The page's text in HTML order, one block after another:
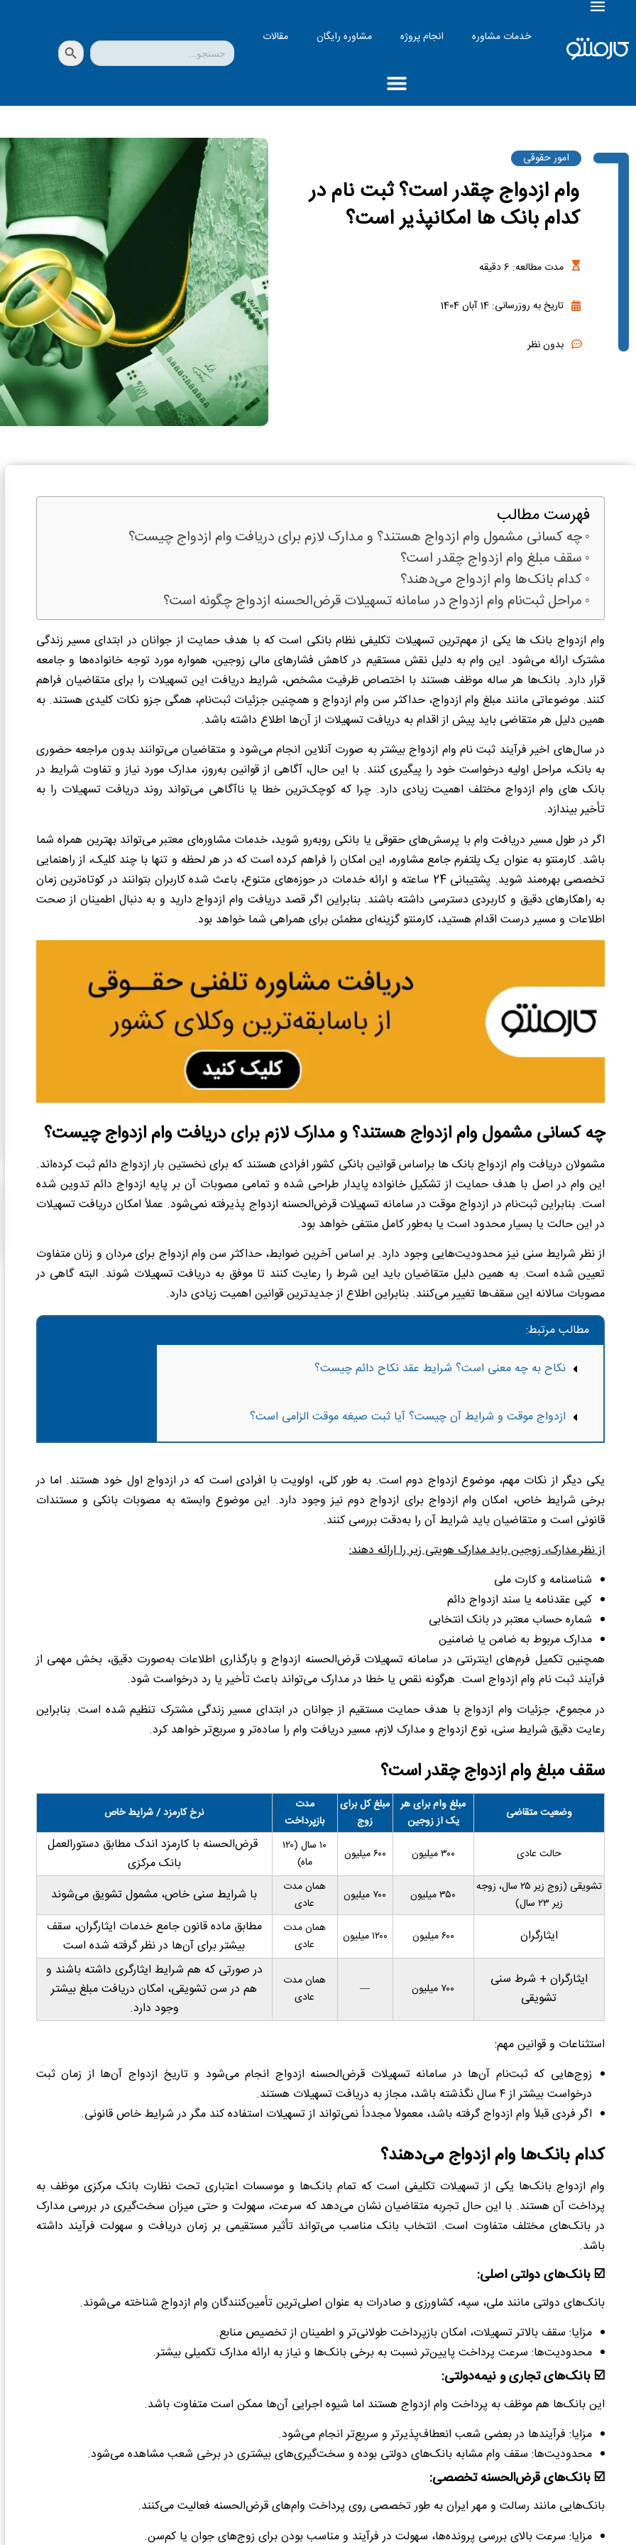
خدمات مشاوره انجام پروژه مشاوره رایگان مقالات جستجو
برای:
دکمه جستجو
امور حقوقی
وام ازدواج چقدر است؟ ثبت نام در
کدام بانک ها امکانپذیر است؟
مدت مطالعه: 6دقیقه
تاریخ به روزرسانی: 14 آبان 1404
بدون نظر
فهرست مطالب
چه کسانی مشمول وام ازدواج هستند؟ و مدارک لازم برای دریافت وام ازدواج چیست؟
سقف مبلغ وام ازدواج چقدر است؟
کدام بانک‌ها وام ازدواج می‌دهند؟
مراحل ثبت‌نام وام ازدواج در سامانه تسهیلات قرض‌الحسنه ازدواج چگونه است؟
وام ازدواج بانک ها یکی از مهم‌ترین تسهیلات تکلیفی نظام بانکی است که با هدف حمایت از جوانان در ابتدای مسیر زندگی
مشترک ارائه می‌شود. این وام به دلیل نقش مستقیم در کاهش فشارهای مالی زوجین، همواره مورد توجه خانواده‌ها و جامعه
قرار دارد. بانک‌ها هر ساله موظف هستند با اختصاص ظرفیت مشخص، شرایط دریافت این تسهیلات را برای متقاضیان فراهم
کنند. موضوعاتی مانند مبلغ وام ازدواج، حداکثر سن وام ازدواج و همچنین جزئیات ثبت‌نام، همگی جزو نکات کلیدی هستند. به
همین دلیل هر متقاضی باید پیش از اقدام به دریافت تسهیلات از آن‌ها اطلاع داشته باشد.
در سال‌های اخیر فرآیند ثبت نام وام ازدواج بیشتر به صورت آنلاین انجام می‌شود و متقاضیان می‌توانند بدون مراجعه حضوری
به بانک، مراحل اولیه درخواست خود را پیگیری کنند. با این حال، آگاهی از قوانین به‌روز، مدارک مورد نیاز و تفاوت شرایط در
بانک های وام ازدواج مختلف اهمیت زیادی دارد. چرا که کوچک‌ترین خطا یا ناآگاهی می‌تواند روند دریافت تسهیلات را به
تأخیر بیندازد.
اگر در طول مسیر دریافت وام با پرسش‌های حقوقی یا بانکی روبه‌رو شوید، خدمات مشاوره‌ای معتبر می‌تواند بهترین همراه شما
باشد. کارمنتو به عنوان یک پلتفرم جامع مشاوره، این امکان را فراهم کرده است که در هر لحظه و تنها با چند کلیک، از راهنمایی
تخصصی بهره‌مند شوید. پشتیبانی 24 ساعته و ارائه خدمات در حوزه‌های متنوع، باعث شده کاربران بتوانند در کوتاه‌ترین زمان
به راهکارهای دقیق و کاربردی دسترسی داشته باشند. بنابراین اگر قصد دریافت وام ازدواج دارید و به دنبال اطمینان از صحت
اطلاعات و مسیر درست اقدام هستید، کارمنتو گزینه‌ای مطمئن برای همراهی شما خواهد بود.
چه کسانی مشمول وام ازدواج هستند؟ و مدارک لازم برای دریافت وام ازدواج چیست؟
مشمولان دریافت وام ازدواج بانک ها براساس قوانین بانکی کشور افرادی هستند که برای نخستین بار ازدواج دائم ثبت کرده‌اند.
این وام در اصل با هدف حمایت از تشکیل خانواده پایدار طراحی شده و تمامی مصوبات آن بر پایه ازدواج دائم تدوین شده
است. بنابراین ثبت‌نام در ازدواج موقت در سامانه تسهیلات قرض‌الحسنه ازدواج پذیرفته نمی‌شود. عملاً امکان دریافت تسهیلات
در این حالت یا بسیار محدود است یا به‌طور کامل منتفی خواهد بود.
از نظر شرایط سنی نیز محدودیت‌هایی وجود دارد. بر اساس آخرین ضوابط، حداکثر سن وام ازدواج برای مردان و زنان متفاوت
تعیین شده است. به همین دلیل متقاضیان باید این شرط را رعایت کنند تا موفق به دریافت تسهیلات شوند. البته گاهی در
مصوبات سالانه این سقف‌ها تغییر می‌کنند. بنابراین اطلاع از جدیدترین قوانین اهمیت زیادی دارد.
مطالب مرتبط:
نکاح به چه معنی است؟ شرایط عقد نکاح دائم چیست؟
ازدواج موقت و شرایط آن چیست؟ آیا ثبت صیغه موقت الزامی است؟
یکی دیگر از نکات مهم، موضوع ازدواج دوم است. به طور کلی، اولویت با افرادی است که در ازدواج اول خود هستند. اما در
برخی شرایط خاص، امکان وام ازدواج برای ازدواج دوم نیز وجود دارد. این موضوع وابسته به مصوبات بانکی و مستندات
قانونی است و متقاضیان باید شرایط آن را به‌دقت بررسی کنند.
از نظر مدارک، زوجین باید مدارک هویتی زیر را ارائه دهند:
شناسنامه و کارت ملی
کپی عقدنامه یا سند ازدواج دائم
شماره حساب معتبر در بانک انتخابی
مدارک مربوط به ضامن یا ضامنین
همچنین تکمیل فرم‌های اینترنتی در سامانه تسهیلات قرض‌الحسنه ازدواج و بارگذاری اطلاعات به‌صورت دقیق، بخش مهمی از
فرآیند ثبت نام وام ازدواج است. هرگونه نقص یا خطا در مدارک می‌تواند باعث تأخیر یا رد درخواست شود.
در مجموع، جزئیات وام ازدواج با هدف حمایت مستقیم از جوانان در ابتدای مسیر زندگی مشترک تنظیم شده است. بنابراین
رعایت دقیق شرایط سنی، نوع ازدواج و مدارک لازم، مسیر دریافت وام را ساده‌تر و سریع‌تر خواهد کرد.
سقف مبلغ وام ازدواج چقدر است؟
وضعیت متقاضی
مبلغ وام برای هر
یک از زوجین
مبلغ کل برای
زوج
مدت
بازپرداخت
نرخ کارمزد / شرایط خاص
حالت عادی ۳۰۰ میلیون ۶۰۰ میلیون
۱۰ سال (۱۲۰
ماه)
قرض‌الحسنه با کارمزد اندک مطابق دستورالعمل
بانک مرکزی
تشویقی (زوج زیر ۲۵ سال، زوجه
زیر ۲۳ سال)
۳۵۰ میلیون ۷۰۰ میلیون
همان مدت
عادی
با شرایط سنی خاص، مشمول تشویق می‌شوند
ایثارگران ۶۰۰ میلیون ۱۲۰۰ میلیون
همان مدت
عادی
مطابق ماده قانون جامع خدمات ایثارگران، سقف
بیشتر برای آن‌ها در نظر گرفته شده است
ایثارگران + شرط سنی
تشویقی
۷۰۰ میلیون —
همان مدت
عادی
در صورتی که هم شرایط ایثارگری داشته باشند و
هم در سن تشویقی، امکان دریافت مبلغ بیشتر
وجود دارد.
استثناعات و قوانین مهم:
زوج‌هایی که ثبت‌نام آن‌ها در سامانه تسهیلات قرض‌الحسنه ازدواج انجام می‌شود و تاریخ ازدواج آن‌ها از زمان ثبت
درخواست بیشتر از ۴ سال نگذشته باشد، مجاز به دریافت تسهیلات هستند.
اگر فردی قبلاً وام ازدواج گرفته باشد، معمولاً مجدداً نمی‌تواند از تسهیلات استفاده کند مگر در شرایط خاص قانونی.
کدام بانک‌ها وام ازدواج می‌دهند؟
وام ازدواج بانک‌ها یکی از تسهیلات تکلیفی است که تمام بانک‌ها و موسسات اعتباری تحت نظارت بانک مرکزی موظف به
پرداخت آن هستند. با این حال تجربه متقاضیان نشان می‌دهد که سرعت، سهولت و حتی میزان سخت‌گیری در بررسی مدارک
در بانک‌های مختلف متفاوت است. انتخاب بانک مناسب می‌تواند تأثیر مستقیمی بر زمان دریافت و سهولت فرآیند داشته
باشد.
☑️ بانک‌های دولتی اصلی:
بانک‌های دولتی مانند ملی، سپه، کشاورزی و صادرات به عنوان اصلی‌ترین تأمین‌کنندگان وام ازدواج شناخته می‌شوند.
مزایا: سقف بالاتر تسهیلات، امکان بازپرداخت طولانی‌تر و اطمینان از تخصیص منابع.
محدودیت‌ها: سرعت پرداخت پایین‌تر نسبت به برخی بانک‌ها و نیاز به ارائه مدارک تکمیلی بیشتر.
☑️ بانک‌های تجاری و نیمه‌دولتی:
این بانک‌ها هم موظف به پرداخت وام ازدواج هستند اما شیوه اجرایی آن‌ها ممکن است متفاوت باشد.
مزایا: فرآیندها در بعضی شعب انعطاف‌پذیرتر و سریع‌تر انجام می‌شود.
محدودیت‌ها: سقف وام مشابه بانک‌های دولتی بوده و سخت‌گیری‌های بیشتری در برخی شعب مشاهده می‌شود.
☑️ بانک‌های قرض‌الحسنه تخصصی:
بانک‌هایی مانند رسالت و مهر ایران به طور تخصصی روی پرداخت وام‌های قرض‌الحسنه فعالیت می‌کنند.
مزایا: سرعت بالای بررسی پرونده‌ها، سهولت در فرآیند و مناسب بودن برای زوج‌های جوان یا کم‌سن.